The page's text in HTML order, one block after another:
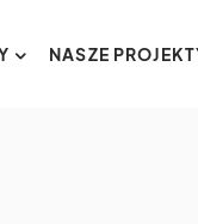
NASZE